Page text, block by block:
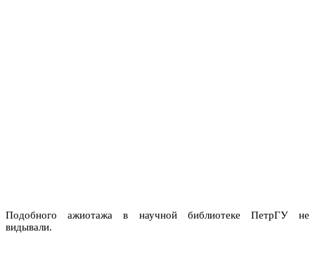
Подобного ажиотажа в научной библиотеке ПетрГУ не
видывали.